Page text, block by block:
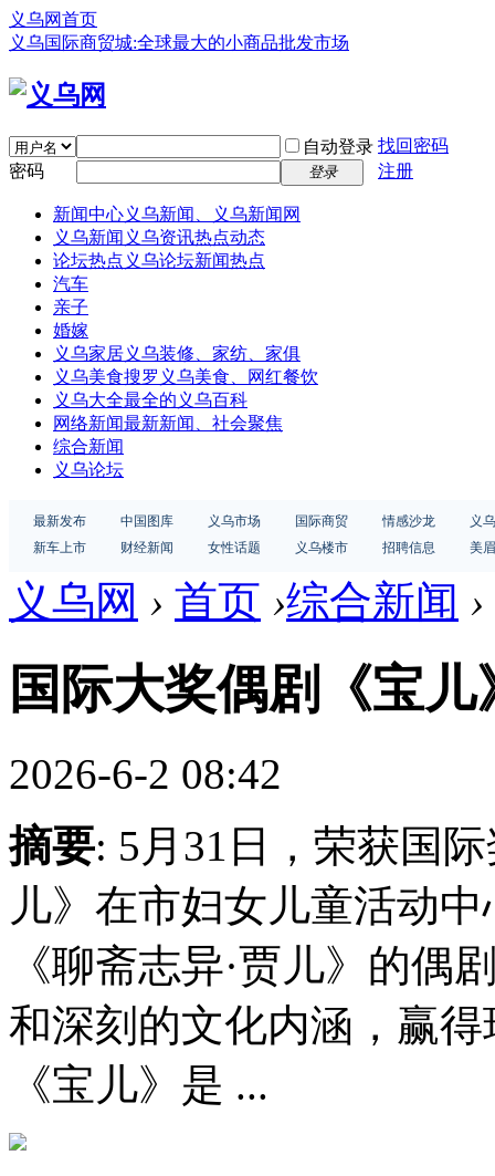
义乌网首页
义乌国际商贸城:全球最大的小商品批发市场
自动登录 找回密码
密码
登录 注册
新闻中心义乌新闻、义乌新闻网
义乌新闻 义乌资讯热点动态
论坛热点 义乌论坛新闻热点
汽车
亲子
婚嫁
义乌家居义乌装修、家纺、家俱
义乌美食搜罗义乌美食、网红餐饮
义乌大全最全的义乌百科
网络新闻最新新闻、社会聚焦
综合新闻
义乌论坛
最新发布 中国图库 义乌市场 国际商贸 情感沙龙
义
新车上市
财经新闻 女性话题 义乌楼市 招聘信息 美
义乌网 › 首页 ›综合新闻 ›
国际大奖偶剧《宝
2026-6-2 08:42
摘要: 5月31日，荣获国
儿》在市妇女儿童活动
《聊斋志异·贾儿》的偶
和深刻的文化内涵，赢
《宝儿》是 ...